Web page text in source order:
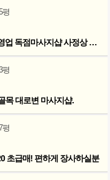
평
청주 육거리시장 근처 12년 영업 독점마사지샵 사정상 급매합니다.
평
목 대로변 마사지샵.
평
초급매! 편하게 장사하실분